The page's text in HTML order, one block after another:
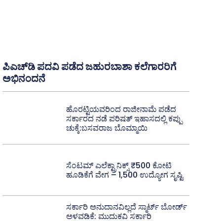
ಪಿಎಚ್‌ಡಿ ಪದವಿ ಪಡೆದ ಜಹುರಬಾಶಾ ಕಲೆಗಾರರಿಗೆ
ಅಭಿನಂದನೆ
ಹೊರಟ್ಟಿಯವರಿಂದ ರಾಜೀನಾಮೆ ಪಡೆದ
ಸರ್ಕಾರದ ನಡೆ ಪರಿಷತ್ ಇಹಾಸದಲ್ಲಿ ಕಪ್ಪು
ಚುಕ್ಕೆ:ಬಸವರಾಜ ಬೊಮ್ಮಾಯಿ
ಸೆಂಟಮ್ ಎಲೆಕ್ಟ್ರಾನಿಕ್ಸ್ ₹500 ಕೋಟಿ
ಹೂಡಿಕೆಗೆ ವೇಗ – 1,500 ಉದ್ಯೋಗ ಸೃಷ್ಟಿ
ಸರ್ಕಾರಿ ಅನುದಾನವಿಲ್ಲದೆ ಸ್ಮಾರ್ಟ್ ಬೋರ್ಡ್
ಅಳವಡಿಕೆ: ಮುದುಕವಿ ಸರ್ಕಾರಿ